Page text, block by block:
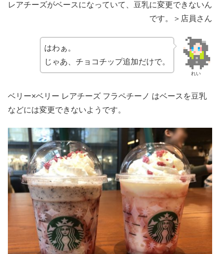
レアチーズがベースになっていて、豆乳に変更できないん
です。＞店員さん
れい
はわぁ。
じゃあ、チョコチップ追加だけで。
ベリー×ベリー レアチーズ フラペチーノ はベースを豆乳
などには変更できないようです。